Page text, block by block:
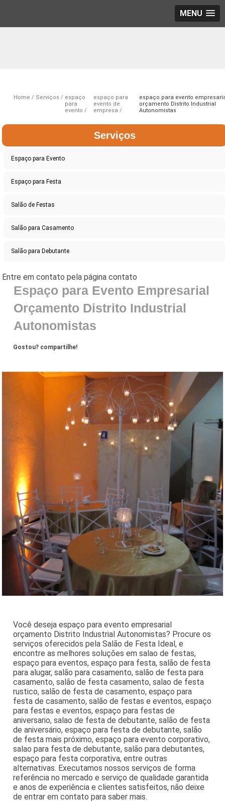
MENU
Home Serviços
espaço
para
evento
espaço para
evento de
empresa
espaço para evento
orçamento Distrito Industrial
Autonomistas
Serviços
Espaço para Evento
Espaço para Festa
Salão de Festas
Salão para Casamento
Salão para Debutante
Espaço para Evento Empresarial
Orçamento Distrito Industrial
Autonomistas
Gostou? compartilhe!
Você deseja espaço para evento empresarial
orçamento Distrito Industrial Autonomistas? Procure os
serviços oferecidos pela Salão de Festa Ideal, e
encontre as melhores soluções em salao de festas,
espaço para eventos, espaço para festa, salão de festa
para alugar, salão para casamento, salão de festa para
casamento, salão de festa casamento, salao de festa
rustico, salão de festa de casamento, espaço para
festa de casamento, salão de festas e eventos, espaço
para festas e eventos, espaço para festas de
aniversario, salao de festa de debutante, salão de festa
de aniversário, espaço para festa de debutante, salão
de festa mais próximo, espaço para evento corporativo,
salao para festa de debutante, salão para debutantes,
espaço para festa corporativa, entre outras
alternativas. Executamos nossos serviços de forma
referência no mercado e serviço de qualidade garantida
e anos de experiência e clientes satisfeitos, não deixe
de entrar em contato para saber mais.